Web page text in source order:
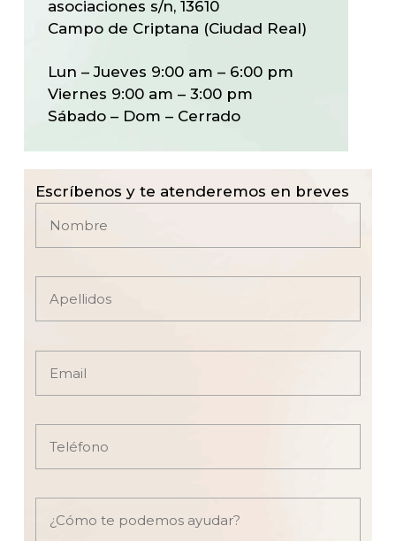
asociaciones s/n, 13610
Campo de Criptana (Ciudad Real)
Lun – Jueves 9:00 am – 6:00 pm
Viernes 9:00 am – 3:00 pm
Sábado – Dom – Cerrado
Escríbenos y te atenderemos en breves